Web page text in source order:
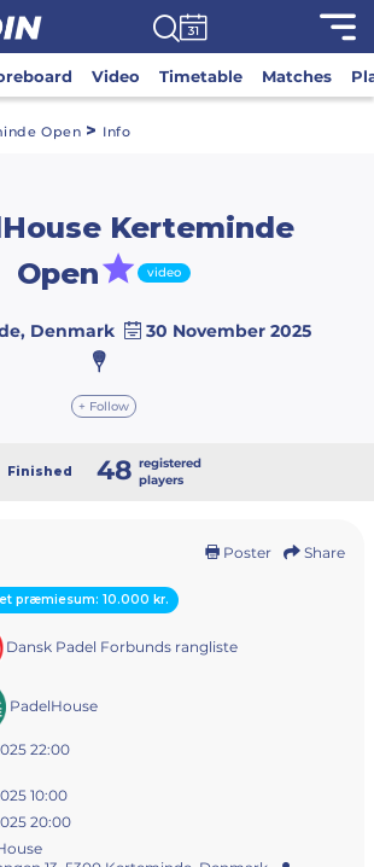
Video Timetable Matches
Open > Info
Kerteminde
Open
video
Denmark 30 November 2025
+ Follow
Finished 48 registered
players
Poster Share
præmiesum: 10.000 kr.
Dansk Padel Forbunds rangliste
PadelHouse
22:00
10:00
20:00